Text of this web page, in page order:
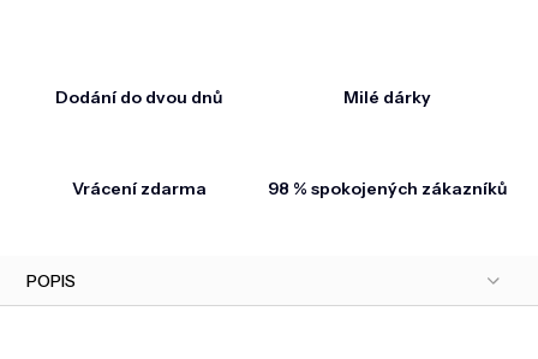
Dodání do dvou dnů Milé dárky
Vrácení zdarma 98 % spokojených zákazníků
POPIS